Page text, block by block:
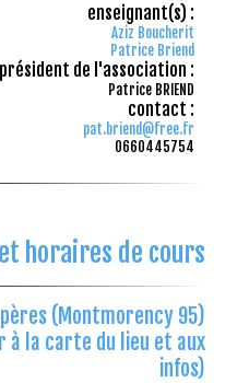
enseignant(s) :
Aziz Boucherit
Patrice Briend
président de l'association :
Patrice BRIEND
contact :
pat.briend@free.fr
0660445754
horaires de cours
(Montmorency 95)
à la carte du lieu et aux
infos)